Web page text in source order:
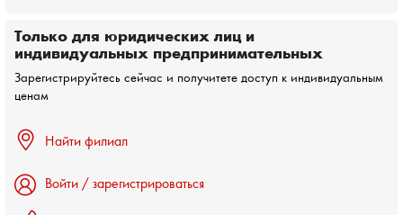
Только для юридических лиц и
индивидуальных предпринимательных
Зарегистрируйтесь сейчас и получитете доступ к индивидуальным
ценам
Найти филиал
Войти / зарегистрироваться